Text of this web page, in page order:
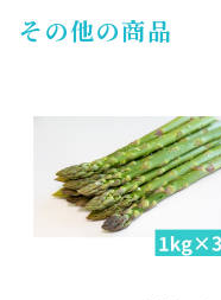
その他の商品